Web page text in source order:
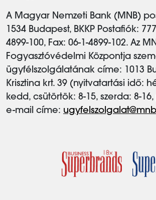
A Magyar Nemzeti Bank (MNB)
1534 Budapest, BKKP Postafiók:
4899-100, Fax: 06-1-4899-102. Az
Fogyasztóvédelmi Központja
ügyfélszolgálatának címe: 1013
Krisztina krt. 39 (nyitvatartási idő:
kedd, csütörtök: 8-15, szerda: 8-
e-mail címe: